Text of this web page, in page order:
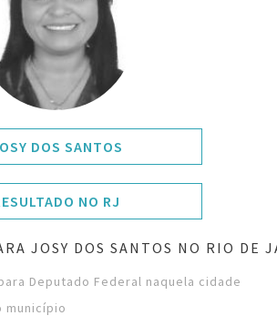
DOS SANTOS
NO RJ
JOSY DOS SANTOS NO RIO DE
Deputado Federal naquela cidade